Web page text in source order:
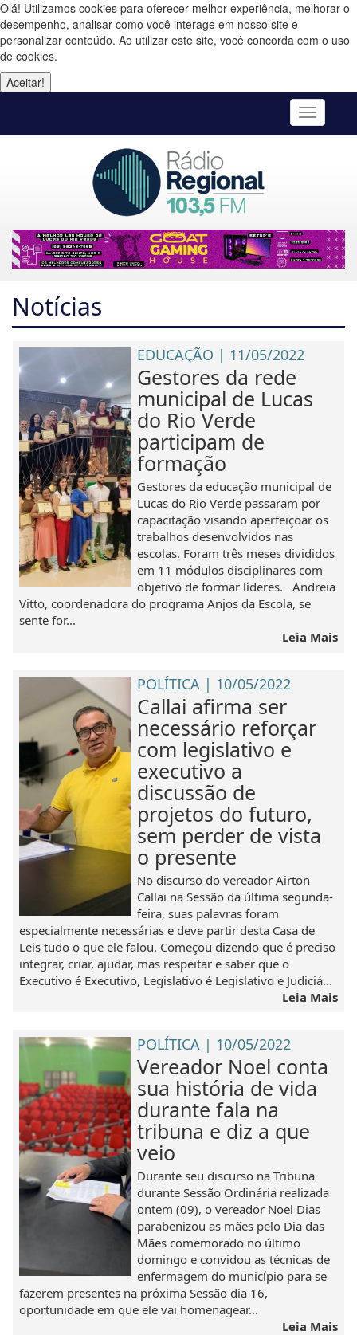
Olá! Utilizamos cookies para oferecer melhor experiência, melhorar o
desempenho, analisar como você interage em nosso site e
personalizar conteúdo. Ao utilizar este site, você concorda com o uso
de cookies.
Aceitar!
Toggle
Notícias
EDUCAÇÃO | 11/05/2022
Gestores da rede
municipal de Lucas
do Rio Verde
participam de
formação
Gestores da educação municipal de
Lucas do Rio Verde passaram por
capacitação visando aperfeiçoar os
trabalhos desenvolvidos nas
escolas. Foram três meses divididos
em 11 módulos disciplinares com
objetivo de formar líderes. Andreia
Vitto, coordenadora do programa Anjos da Escola, se
sente for...
Leia Mais
POLÍTICA | 10/05/2022
Callai afirma ser
necessário reforçar
com legislativo e
executivo a
discussão de
projetos do futuro,
sem perder de vista
o presente
No discurso do vereador Airton
Callai na Sessão da última segunda-
feira, suas palavras foram
especialmente necessárias e deve partir desta Casa de
Leis tudo o que ele falou. Começou dizendo que é preciso
integrar, criar, ajudar, mas respeitar e saber que o
Executivo é Executivo, Legislativo é Legislativo e Judiciá...
Leia Mais
POLÍTICA | 10/05/2022
Vereador Noel conta
sua história de vida
durante fala na
tribuna e diz a que
veio
Durante seu discurso na Tribuna
durante Sessão Ordinária realizada
ontem (09), o vereador Noel Dias
parabenizou as mães pelo Dia das
Mães comemorado no último
domingo e convidou as técnicas de
enfermagem do município para se
fazerem presentes na próxima Sessão dia 16,
oportunidade em que ele vai homenagear...
Leia Mais